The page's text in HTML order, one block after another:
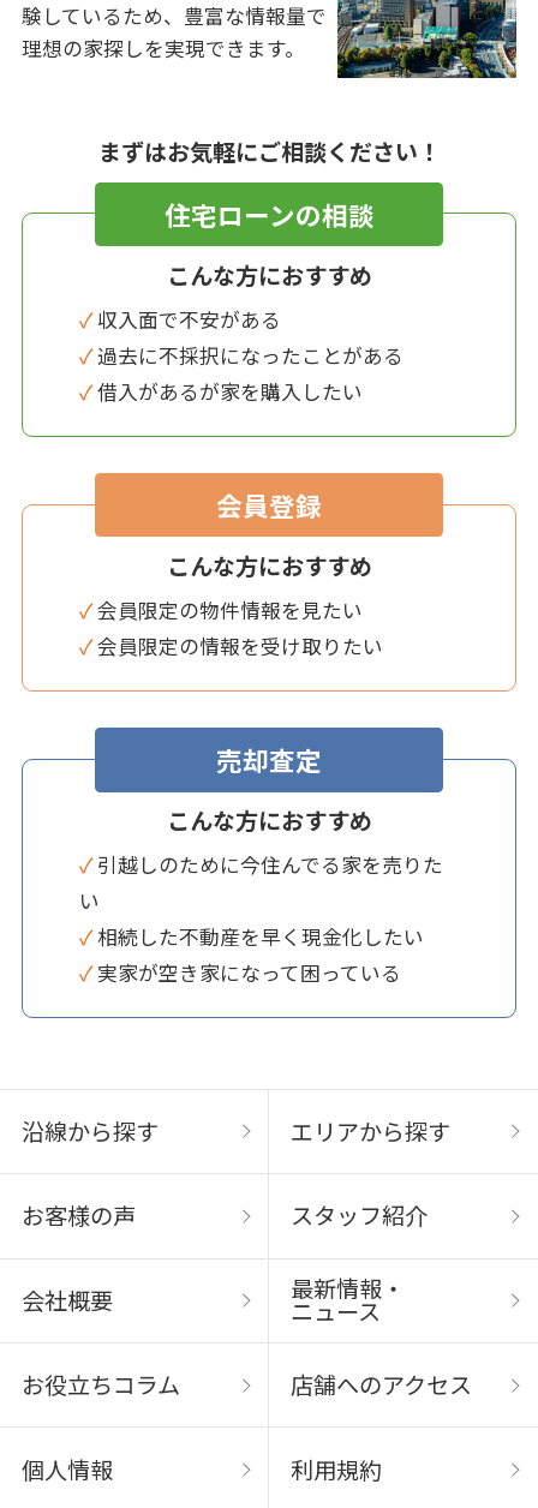
験しているため、豊富な情報量で
理想の家探しを実現できます。
まずはお気軽にご相談ください！
住宅ローンの相談
こんな方におすすめ
✓ 収入面で不安がある
✓ 過去に不採択になったことがある
✓ 借入があるが家を購入したい
会員登録
こんな方におすすめ
✓ 会員限定の物件情報を見たい
✓ 会員限定の情報を受け取りたい
売却査定
こんな方におすすめ
✓ 引越しのために今住んでる家を売りた
い
✓ 相続した不動産を早く現金化したい
✓ 実家が空き家になって困っている
沿線から探す エリアから探す
お客様の声 スタッフ紹介
会社概要 最新情報・
ニュース
お役立ちコラム 店舗へのアクセス
個人情報 利用規約